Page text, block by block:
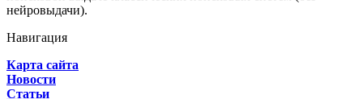
нейровыдачи).
Навигация
Карта сайта
Новости
Статьи